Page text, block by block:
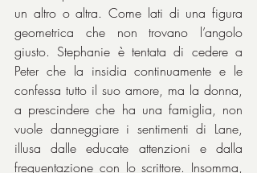
un altro o altra. Come lati di una figura
geometrica che non trovano l’angolo
giusto. Stephanie è tentata di cedere a
Peter che la insidia continuamente e le
confessa tutto il suo amore, ma la donna,
a prescindere che ha una famiglia, non
vuole danneggiare i sentimenti di Lane,
illusa dalle educate attenzioni e dalla
frequentazione con lo scrittore. Insomma,